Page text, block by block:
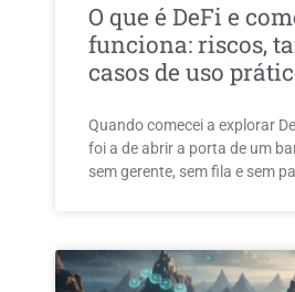
O que é DeFi e
funciona: riscos,
casos de uso
Quando comecei a explorar
foi a de abrir a porta de um
sem gerente, sem fila e sem